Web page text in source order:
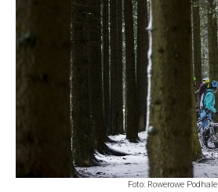
Foto: Rowerowe Podhale